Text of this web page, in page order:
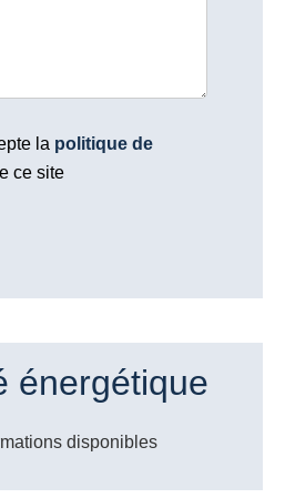
la politique de
ce site
énergétique
disponibles